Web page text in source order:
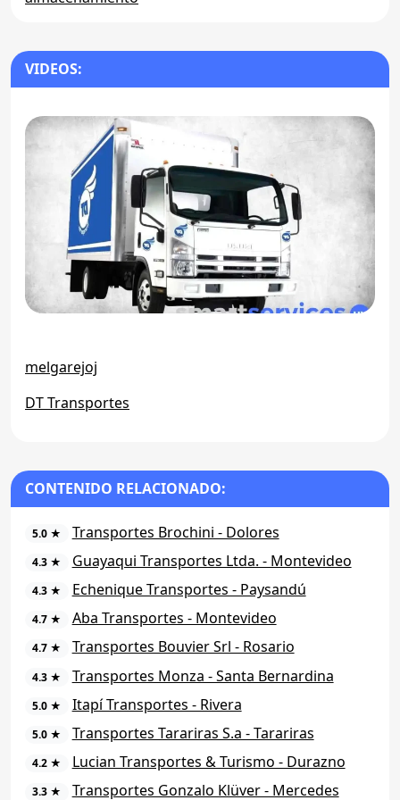
VIDEOS:
melgarejoj
DT Transportes
CONTENIDO RELACIONADO:
5.0 ★ Transportes Brochini - Dolores
4.3 ★ Guayaqui Transportes Ltda. - Montevideo
4.3 ★ Echenique Transportes - Paysandú
4.7 ★ Aba Transportes - Montevideo
4.7 ★ Transportes Bouvier Srl - Rosario
4.3 ★ Transportes Monza - Santa Bernardina
5.0 ★ Itapí Transportes - Rivera
5.0 ★ Transportes Tarariras S.a - Tarariras
4.2 ★ Lucian Transportes & Turismo - Durazno
3.3 ★ Transportes Gonzalo Klüver - Mercedes